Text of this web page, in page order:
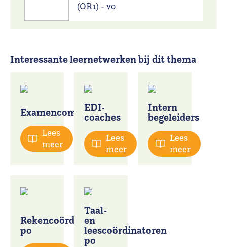
(OR1) - vo
Interessante leernetwerken bij dit thema
Examencommissies
Lees
meer
EDI-
coaches
Lees
meer
Intern
begeleiders
Lees
meer
Rekencoördinatoren
po
Taal-
en
leescoördinatoren
po